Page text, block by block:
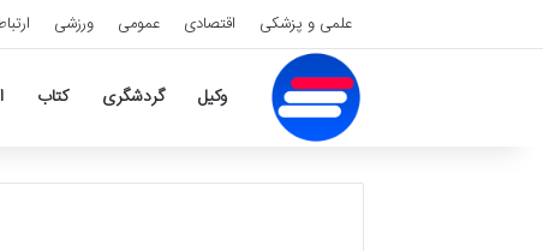
علمی و پزشکی اقتصادی عمومی ورزشی
وکیل گردشگری کتاب